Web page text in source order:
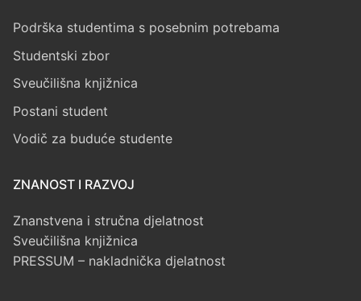
Podrška studentima s posebnim potrebama
Studentski zbor
Sveučilišna knjižnica
Postani student
Vodič za buduće studente
ZNANOST I RAZVOJ
Znanstvena i stručna djelatnost
Sveučilišna knjižnica
PRESSUM – nakladnička djelatnost